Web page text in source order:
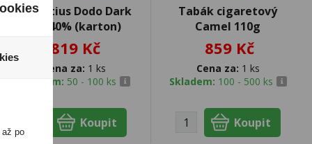
Mauritius Dodo Dark
0,7l 40% (karton)
819 Kč
Cena za: 1 ks
Skladem: 50 - 100 ks
Tabák cigaretový
Camel 110g
859 Kč
Cena za: 1 ks
Skladem: 100 - 500 ks
po